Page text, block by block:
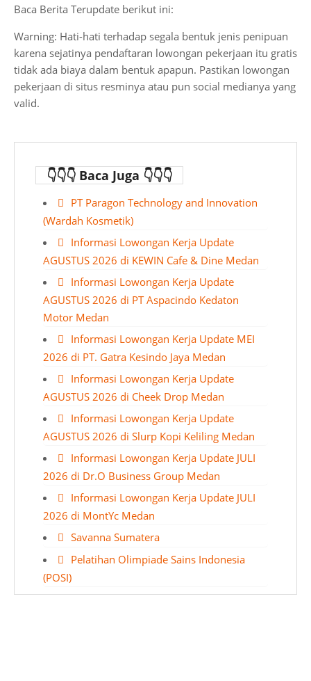
Baca Berita Terupdate berikut ini:
Warning: Hati-hati terhadap segala bentuk jenis penipuan
karena sejatinya pendaftaran lowongan pekerjaan itu gratis
tidak ada biaya dalam bentuk apapun. Pastikan lowongan
pekerjaan di situs resminya atau pun social medianya yang
valid.
👇👇👇 Baca Juga 👇👇👇
PT Paragon Technology and Innovation
(Wardah Kosmetik)
Informasi Lowongan Kerja Update
AGUSTUS 2026 di KEWIN Cafe & Dine Medan
Informasi Lowongan Kerja Update
AGUSTUS 2026 di PT Aspacindo Kedaton
Motor Medan
Informasi Lowongan Kerja Update MEI
2026 di PT. Gatra Kesindo Jaya Medan
Informasi Lowongan Kerja Update
AGUSTUS 2026 di Cheek Drop Medan
Informasi Lowongan Kerja Update
AGUSTUS 2026 di Slurp Kopi Keliling Medan
Informasi Lowongan Kerja Update JULI
2026 di Dr.O Business Group Medan
Informasi Lowongan Kerja Update JULI
2026 di MontYc Medan
Savanna Sumatera
Pelatihan Olimpiade Sains Indonesia
(POSI)